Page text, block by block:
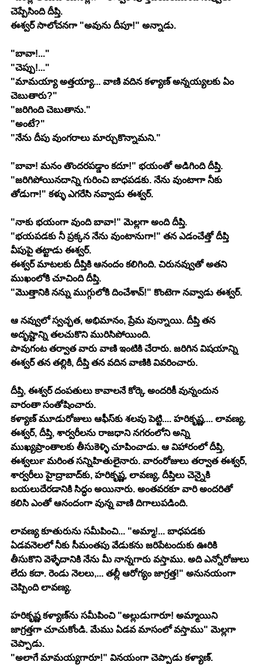
చెప్పేసింది దీప్తి.
ఈశ్వర్ సాలోచనగా "అవును దీపూ!" అన్నాడు.
"బావా!..."
"చెప్పు!..."
"మామయ్యా అత్తయ్యా... వాణి వదిన కళ్యాణ్ అన్నయ్యలకు ఏం
చెబుతారు?"
"జరిగింది చెబుతాను."
"అంటే?"
"నేను దీపు వుంగరాలు మార్చుకొన్నామని."
"బావా! మనం తొందరపడ్డాం కదూ!" భయంతో అడిగింది దీప్తి.
"జరిగిపోయినదాన్ని గురించి బాధపడకు. నేను వుంటాగా నీకు
తోడుగా!" కళ్ళు ఎగరేసి నవ్వాడు ఈశ్వర్.
"నాకు భయంగా వుంది బావా!" మెల్లగా అంది దీప్తి.
"భయపడకు నీ ప్రక్కన నేను వుంటానుగా!" తన ఎడంచేత్తో దీప్తి
వీపుపై తట్టాడు ఈశ్వర్.
ఈశ్వర్ మాటలకు దీప్తికి ఆనందం కలిగింది. చిరునవ్వుతో అతని
ముఖంలోకి చూచింది దీప్తి.
"మొత్తానికి నన్ను ముగ్గులోకి దించేశావ్!" కొంటెగా నవ్వాడు ఈశ్వర్.
ఆ నవ్వులో స్వచ్ఛత, అభిమానం, ప్రేమ వున్నాయి. దీప్తి తన
అదృష్టాన్ని తలచుకొని మురిసిపోయింది.
పావుగంట తర్వాత వారు వాణి ఇంటికి చేరారు. జరిగిన విషయాన్ని
ఈశ్వర్ తన తల్లికి, దీప్తి తన వదిన వాణికి వివరించారు.
దీప్తి, ఈశ్వర్ దంపతులు కావాలనే కోర్కె అందరికీ వున్నందున
వారంతా సంతోషించారు.
కళ్యాణ్ మూడురోజులు ఆఫీస్‍కు శలవు పెట్టి.... హరికృష్ణ.... లావణ్య,
ఈశ్వర్, దీప్తి, శార్వరీలను రాజధాని నగరంలోని అన్ని
ముఖ్యప్రాంతాలకు తీసుకెళ్ళి చూపించాడు. ఆ విహారంలో దీప్తి,
ఈశ్వర్‍లు మరింత సన్నిహితులైనారు. వారంరోజులు తర్వాత ఈశ్వర్,
శార్వరీలు హైద్రాబాద్‍కు, హరికృష్ణ, లావణ్య, దీప్తిలు చెన్నైకి
బయలుదేరడానికి సిద్ధం అయినారు. అంతవరకూ వారి అందరితో
కలిసి ఎంతో ఆనందంగా వున్న వాణి దిగాలుపడింది.
లావణ్య కూతురును సమీపించి... "అమ్మా!... బాధపడకు
ఏడవనెలలో నీకు సీమంతపు వేడుకను జరిపేటందుకు ఊరికి
తీసుకొని వెళ్ళేదానికి నేను మీ నాన్నగారు వస్తాము. అది ఎన్నోరోజులు
లేదు కదా. రెండు నెలలు,... తల్లీ ఆరోగ్యం జాగ్రత్త!" అనునయంగా
చెప్పింది లావణ్య.
హరికృష్ణ కళ్యాణ్‍ను సమీపించి "అల్లుడుగారూ! అమ్మాయిని
జాగ్రత్తగా చూచుకోండి. మేము ఏడవ మాసంలో వస్తాము" మెల్లగా
చెప్పాడు.
"అలాగే మామయ్యగారూ!" వినయంగా చెప్పాడు కళ్యాణ్.